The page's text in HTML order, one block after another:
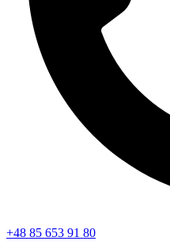
+48 85 653 91 80